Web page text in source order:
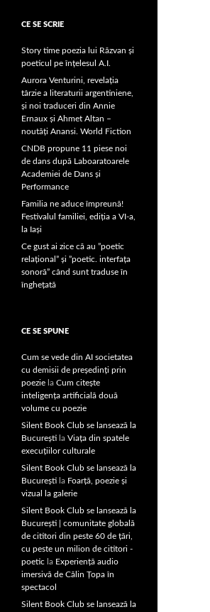
CE SE SCRIE
Story time poezia lui Răzvan și
poeticul pe înțelesul A.I.
Aurora Venturini, revelația
târzie a literaturii argentiniene,
și noi traduceri din Annie
Ernaux și Ahmet Altan –
noutăți Anansi. World Fiction
CNDB propune 11 piese noi
de dans după Laboaratoarele
Academiei de Dans și
Performance
Familia ne aduce împreună!
Festivalul familiei, ediția a VI-a,
la Iași
Ce gust ai zice că au ”poetic
relațional” și ”poetic. interfața
sonoră” când sunt traduse în
înghețată
CE SE SPUNE
Cum se vede din AI societatea
cu demisii de președinți prin
poezie la Cum citește
inteligența artificială două
volume cu poezie
Silent Book Club se lansează la
București la Viaţa din spatele
execuţiilor culturale
Silent Book Club se lansează la
București la Foarţă, poezie şi
vizual la galerie
Silent Book Club se lansează la
București | comunitate globală
de cititori din peste 60 de țări,
cu peste un milion de cititori -
poetic la Experiență audio
imersivă de Călin Țopa în
spectacol
Silent Book Club se lansează la